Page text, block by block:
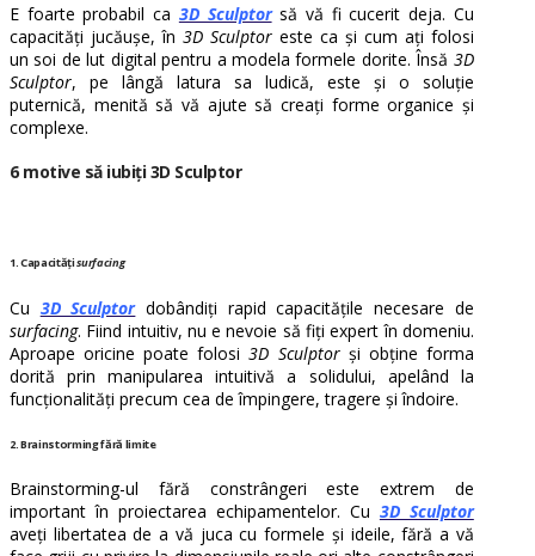
E foarte probabil ca 3D Sculptorsă vă fi cucerit deja. Cu
capacități jucăușe, în 3D Sculptoreste ca și cum ați folosi
un soi de lut digital pentru a modela formele dorite. Însă 3D
Sculptor, pe lângă latura sa ludică, este și o soluție
puternică, menită să vă ajute să creați forme organice și
complexe.
6 motive să iubiți 3D Sculptor
1. Capacitățisurfacing
Cu 3D Sculptordobândiți rapid capacitățile necesare de
surfacing. Fiind intuitiv, nu e nevoie să fiți expert în domeniu.
Aproape oricine poate folosi3D Sculptorși obține forma
dorită prin manipularea intuitivă a solidului, apelând la
funcționalități precum cea de împingere, tragere și îndoire.
2. Brainstorming fără limite
Brainstorming-ul fără constrângeri este extrem de
important în proiectarea echipamentelor. Cu 3D Sculptor
aveți libertatea de a vă juca cu formele și ideile, fără a vă